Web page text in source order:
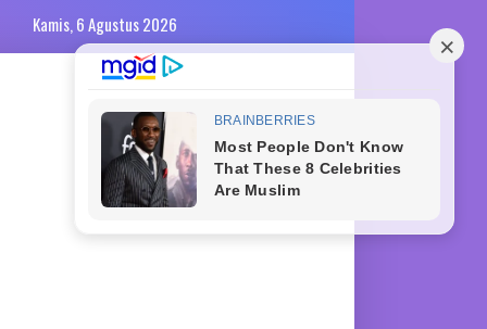
Kamis, 6 Agustus 2026